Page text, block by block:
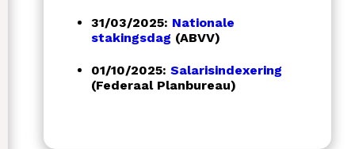
31/03/2025: Nationale
stakingsdag (ABVV)
01/10/2025: Salarisindexering
(Federaal Planbureau)